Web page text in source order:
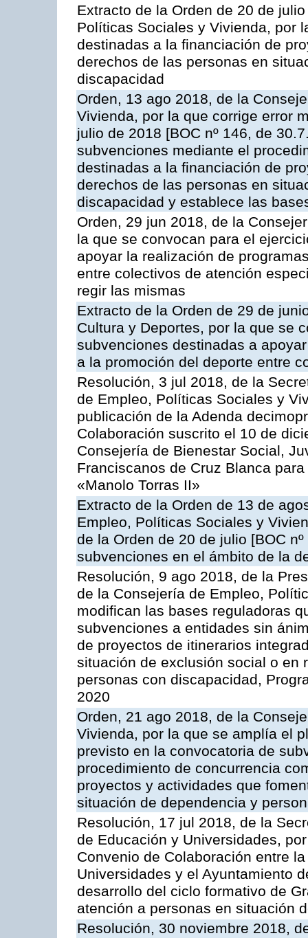
Extracto de la Orden de 20 de
Políticas Sociales y Vivienda, por
destinadas a la financiación de
derechos de las personas en
discapacidad
Orden, 13 ago 2018, de la
Vivienda, por la que corrige error
julio de 2018 [BOC nº 146, de
subvenciones mediante el
destinadas a la financiación de
derechos de las personas en
discapacidad y establece las
Orden, 29 jun 2018, de la
la que se convocan para el
apoyar la realización de
entre colectivos de atención
regir las mismas
Extracto de la Orden de 29 de
Cultura y Deportes, por la que se
subvenciones destinadas a
a la promoción del deporte entre
Resolución, 3 jul 2018, de la
de Empleo, Políticas Sociales y
publicación de la Adenda
Colaboración suscrito el 10 de
Consejería de Bienestar Social,
Franciscanos de Cruz Blanca
«Manolo Torras II»
Extracto de la Orden de 13 de
Empleo, Políticas Sociales y
de la Orden de 20 de julio [BOC
subvenciones en el ámbito de la
Resolución, 9 ago 2018, de la
de la Consejería de Empleo,
modifican las bases reguladoras
subvenciones a entidades sin
de proyectos de itinerarios
situación de exclusión social o en
personas con discapacidad,
2020
Orden, 21 ago 2018, de la
Vivienda, por la que se amplía el
previsto en la convocatoria de
procedimiento de concurrencia
proyectos y actividades que
situación de dependencia y
Resolución, 17 jul 2018, de la
de Educación y Universidades,
Convenio de Colaboración entre
Universidades y el Ayuntamiento
desarrollo del ciclo formativo de
atención a personas en situación
Resolución, 30 noviembre 2018,